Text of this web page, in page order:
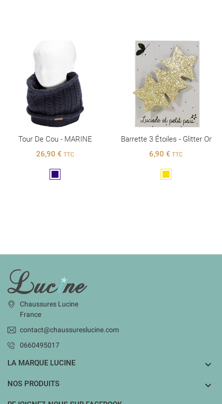
Tour De Cou - MARINE
26,90 € TTC
Barrette 3 Étoiles - Glitter Or
6,90 € TTC
INFORMATIONS
Chaussures Lucine
France
contact@chaussureslucine.com
0660495017
LA MARQUE LUCINE 
NOS PRODUITS 